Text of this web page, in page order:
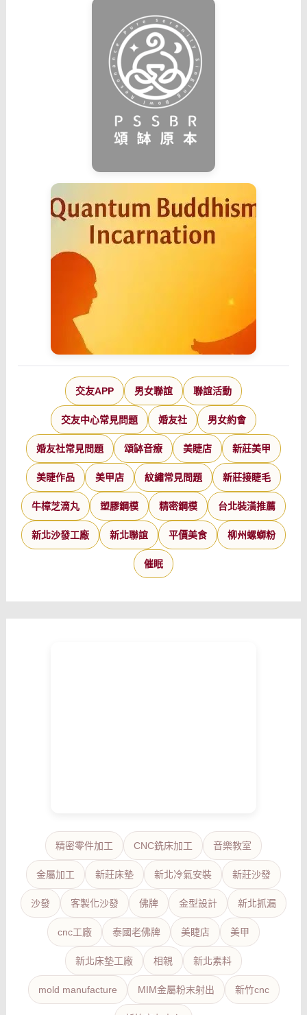
交友APP 男女聯誼 聯誼活動
交友中心常見問題 婚友社 男女約會
婚友社常見問題 頌缽音療 美睫店 新莊美甲
美睫作品 美甲店 紋繡常見問題 新莊接睫毛
牛樟芝滴丸 塑膠鋼模 精密鋼模 台北裝潢推薦
新北沙發工廠 新北聯誼 平價美食 柳州螺螄粉
催眠
精密零件加工 CNC銑床加工 音樂教室
金屬加工 新莊床墊 新北冷氣安裝 新莊沙發
沙發 客製化沙發 佛牌 金型設計 新北抓漏
cnc工廠 泰國老佛牌 美睫店 美甲
新北床墊工廠 相親 新北素料
mold manufacture MIM金屬粉末射出 新竹cnc